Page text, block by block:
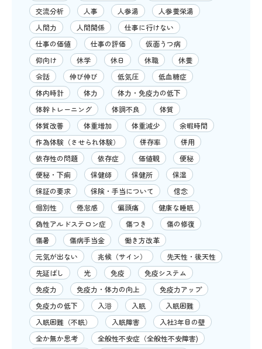
交流分析
人事 人参湯
人参養栄湯
人間力
人間関係
仕事に行けない
仕事の価値
仕事の評価
仮面うつ病
仰向け
休学 休日 休職
休養
会話
伸び伸び 低気圧
低血糖症
体内時計
体力
体力・免疫力の低下
体幹トレーニング
体調不良
体質
体質改善
体重増加 体重減少
余暇時間
作為体験（させられ体験）
併存率
併用
依存性の問題
依存症 価値観
便秘
便秘・下痢
保健師 保健所
保湿
保証の要求
保険・手当について
信念
個別性
倦怠感 偏頭痛
健康な睡眠
偽性アルドステロン症
傷つき
傷の修復
傷暑
傷病手当金
働き方改革
元気が出ない
兆候（サイン）
先天性・後天性
先延ばし
光 免疫
免疫システム
免疫力
免疫力・体力の向上
免疫力アップ
免疫力の低下
入浴 入眠
入眠困難
入眠困難（不眠）
入眠障害
入社3年目の壁
全か無か思考
全般性不安症（全般性不安障害)